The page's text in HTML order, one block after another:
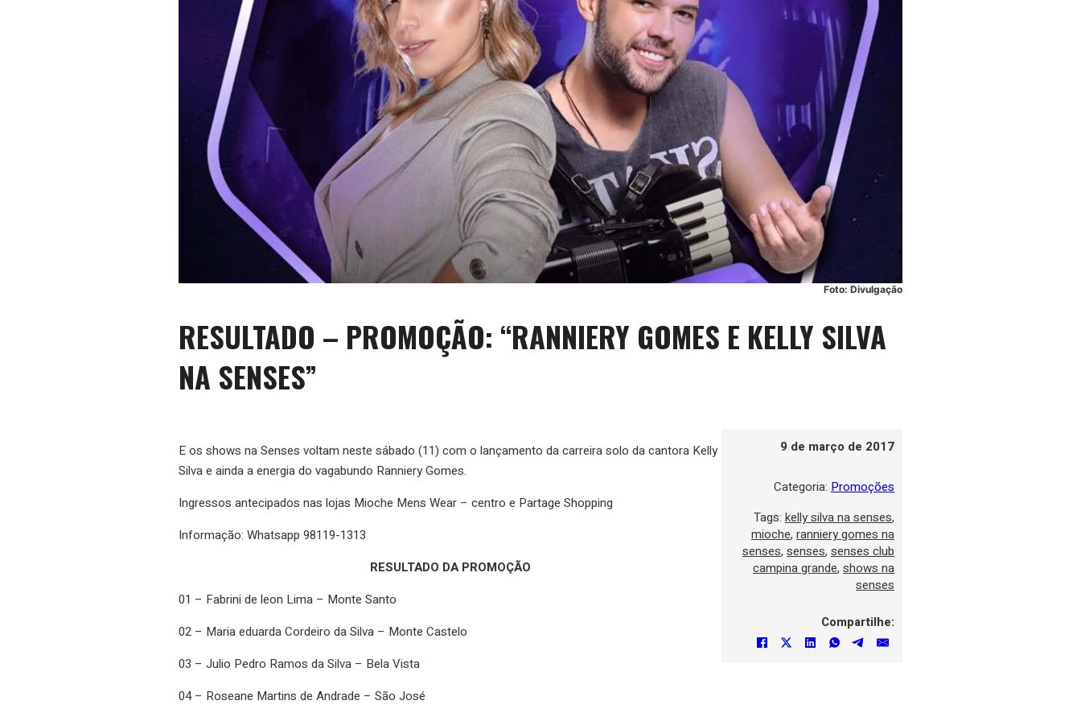
Foto: Divulgação
RESULTADO – PROMOÇÃO: “RANNIERY GOMES E KELLY SILVA
NA SENSES”
E os shows na Senses voltam neste sábado (11) com o lançamento da carreira solo da cantora Kelly
Silva e ainda a energia do vagabundo Ranniery Gomes.
Ingressos antecipados nas lojas Mioche Mens Wear – centro e Partage Shopping
Informação: Whatsapp 98119-1313
RESULTADO DA PROMOÇÃO
01 – Fabrini de leon Lima – Monte Santo
02 – Maria eduarda Cordeiro da Silva – Monte Castelo
03 – Julio Pedro Ramos da Silva – Bela Vista
04 – Roseane Martins de Andrade – São José
9 de março de 2017
Categoria: Promoções
Tags: kelly silva na senses,
mioche, ranniery gomes na
senses, senses, senses club
campina grande, shows na
senses
Compartilhe: